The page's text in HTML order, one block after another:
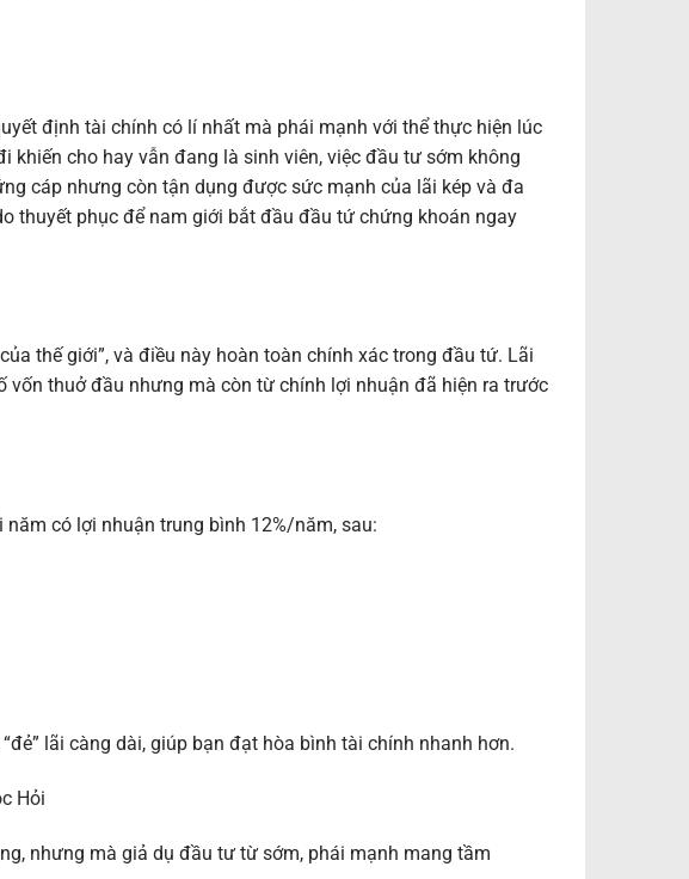
định tài chính có lí nhất mà phái mạnh với thể thực hiện lúc
khiến cho hay vẫn đang là sinh viên, việc đầu tư sớm không
cáp nhưng còn tận dụng được sức mạnh của lãi kép và đa
thuyết phục để nam giới bắt đầu đầu tứ chứng khoán ngay
thế giới”, và điều này hoàn toàn chính xác trong đầu tứ. Lãi
vốn thuở đầu nhưng mà còn từ chính lợi nhuận đã hiện ra trước
có lợi nhuận trung bình 12%/năm, sau:
lãi càng dài, giúp bạn đạt hòa bình tài chính nhanh hơn.
Hỏi
nhưng mà giả dụ đầu tư từ sớm, phái mạnh mang tầm